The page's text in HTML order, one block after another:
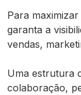
Para
garanta a
vendas,
Uma estrutura
colaboração,